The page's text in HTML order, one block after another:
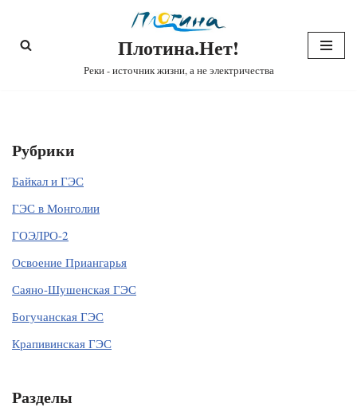
Перейти
Плотина.Нет!
Реки - источник жизни, а не электричества
Рубрики
Байкал и ГЭС
ГЭС в Монголии
ГОЭЛРО-2
Освоение Приангарья
Саяно-Шушенская ГЭС
Богучанская ГЭС
Крапивинская ГЭС
Разделы